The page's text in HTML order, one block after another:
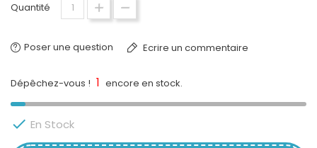
Quantité
Poser une question Ecrire un commentaire
Dépêchez-vous ! 1 encore en stock.
 En Stock